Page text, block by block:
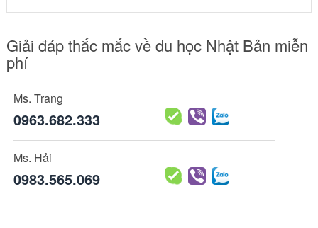
Giải đáp thắc mắc về du học Nhật Bản miễn
phí
Ms. Trang
0963.682.333
Ms. Hải
0983.565.069